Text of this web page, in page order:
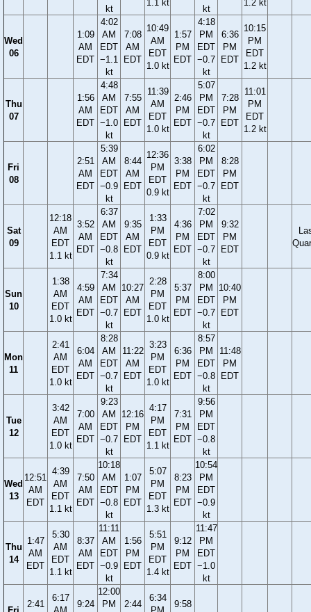
kt
1.1 kt
kt
1.2 kt
Wed
06
1:09
AM
EDT
4:02
AM
EDT
−1.1
kt
7:08
AM
EDT
10:49
AM
EDT
1.0 kt
1:57
PM
EDT
4:18
PM
EDT
−0.7
kt
6:36
PM
EDT
10:15
PM
EDT
1.2 kt
Thu
07
1:56
AM
EDT
4:48
AM
EDT
−1.0
kt
7:55
AM
EDT
11:39
AM
EDT
1.0 kt
2:46
PM
EDT
5:07
PM
EDT
−0.7
kt
7:28
PM
EDT
11:01
PM
EDT
1.2 kt
Fri
08
2:51
AM
EDT
5:39
AM
EDT
−0.9
kt
8:44
AM
EDT
12:36
PM
EDT
0.9 kt
3:38
PM
EDT
6:02
PM
EDT
−0.7
kt
8:28
PM
EDT
Sat
09
12:18
AM
EDT
1.1 kt
3:52
AM
EDT
6:37
AM
EDT
−0.8
kt
9:35
AM
EDT
1:33
PM
EDT
0.9 kt
4:36
PM
EDT
7:02
PM
EDT
−0.7
kt
9:32
PM
EDT
Sun
10
1:38
AM
EDT
1.0 kt
4:59
AM
EDT
7:34
AM
EDT
−0.7
kt
10:27
AM
EDT
2:28
PM
EDT
1.0 kt
5:37
PM
EDT
8:00
PM
EDT
−0.7
kt
10:40
PM
EDT
Mon
11
2:41
AM
EDT
1.0 kt
6:04
AM
EDT
8:28
AM
EDT
−0.7
kt
11:22
AM
EDT
3:23
PM
EDT
1.0 kt
6:36
PM
EDT
8:57
PM
EDT
−0.8
kt
11:48
PM
EDT
Tue
12
3:42
AM
EDT
1.0 kt
7:00
AM
EDT
9:23
AM
EDT
−0.7
kt
12:16
PM
EDT
4:17
PM
EDT
1.1 kt
7:31
PM
EDT
9:56
PM
EDT
−0.8
kt
Wed
13
12:51
AM
EDT
4:39
AM
EDT
1.1 kt
7:50
AM
EDT
10:18
AM
EDT
−0.8
kt
1:07
PM
EDT
5:07
PM
EDT
1.3 kt
8:23
PM
EDT
10:54
PM
EDT
−0.9
kt
Thu
14
1:47
AM
EDT
5:30
AM
EDT
1.1 kt
8:37
AM
EDT
11:11
AM
EDT
−0.9
kt
1:56
PM
EDT
5:51
PM
EDT
1.4 kt
9:12
PM
EDT
11:47
PM
EDT
−1.0
kt
2:41
6:17
9:24
12:00
PM
2:44
6:34
9:58